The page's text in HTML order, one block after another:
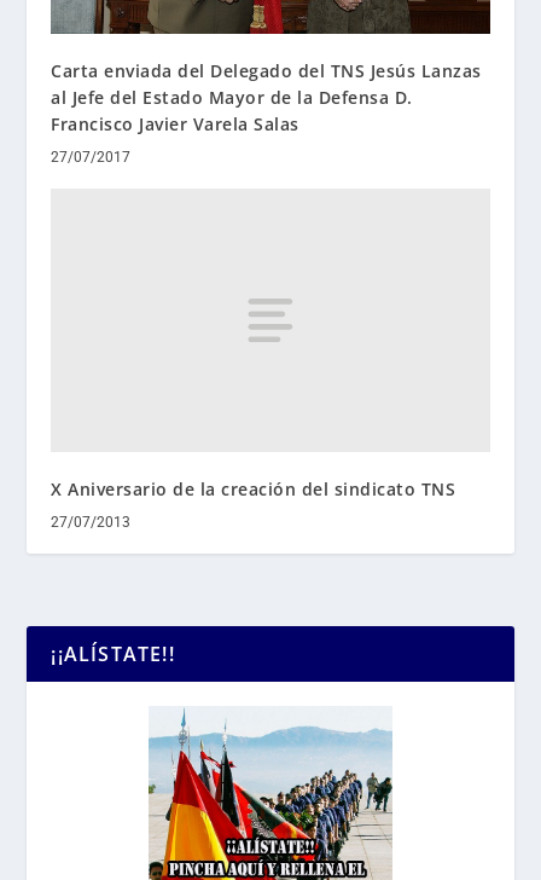
Carta enviada del Delegado del TNS Jesús Lanzas
al Jefe del Estado Mayor de la Defensa D.
Francisco Javier Varela Salas
27/07/2017
X Aniversario de la creación del sindicato TNS
27/07/2013
¡¡ALÍSTATE!!